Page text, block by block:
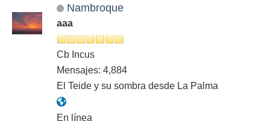
Nambroque
aaa
Cb Incus
Mensajes: 4,884
El Teide y su sombra desde La Palma
En línea